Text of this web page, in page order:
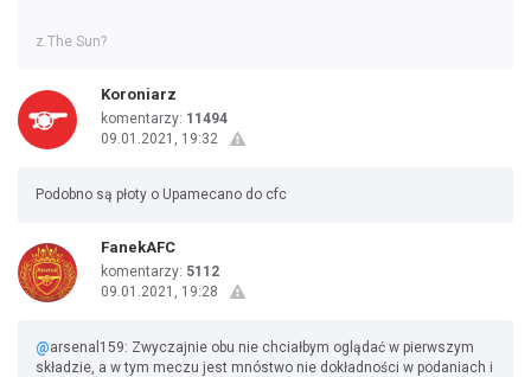
z The Sun?
Koroniarz
komentarzy: 11494
09.01.2021, 19:32
Podobno są płoty o Upamecano do cfc
FanekAFC
komentarzy: 5112
09.01.2021, 19:28
@arsenal159: Zwyczajnie obu nie chciałbym oglądać w pierwszym
składzie, a w tym meczu jest mnóstwo nie dokładności w podaniach i